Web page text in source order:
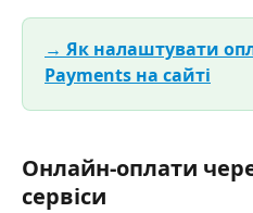
→ Як налаштувати
Payments на сайті
Онлайн-оплати
сервіси